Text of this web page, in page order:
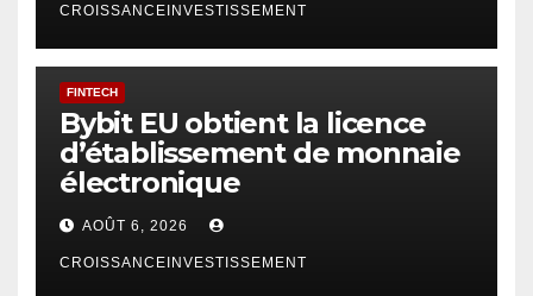
CROISSANCEINVESTISSEMENT
FINTECH
Bybit EU obtient la licence
d’établissement de monnaie
électronique
AOÛT 6, 2026
CROISSANCEINVESTISSEMENT